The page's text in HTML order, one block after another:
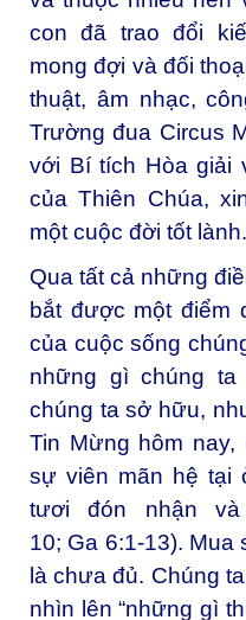
con đã trao đổi
mong đợi và đối
thuật, âm nhạc,
Trường đua Circus
với Bí tích Hòa giải
của Thiên Chúa,
một cuộc đời tốt lành.
Qua tất cả những
bắt được một điểm
của cuộc sống
những gì chúng
chúng ta sở hữu,
Tin Mừng hôm nay,
sự viên mãn hệ tại
tươi đón nhận
10; Ga 6:1-13). Mua
là chưa đủ. Chúng
nhìn lên “những gì